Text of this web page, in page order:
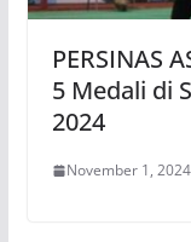
PERSINAS
5 Medali di
2024
November 1, 2024